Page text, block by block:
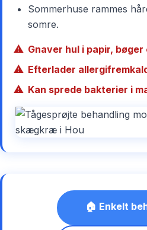
Sommerhuse rammes
somre.
Gnaver hul i papir,
Efterlader
Kan sprede bakterier i
🏠 Enkelt